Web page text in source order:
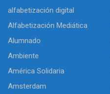
alfabetización digital
Alfabetización Mediática
Alumnado
Ambiente
América Solidaria
Amsterdam